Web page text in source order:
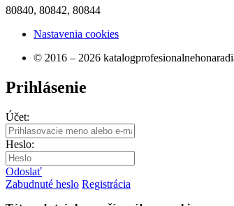
80840, 80842, 80844
Nastavenia cookies
© 2016 – 2026
Prihlásenie
Účet:
Heslo:
Odoslať
Zabudnuté heslo Registrácia